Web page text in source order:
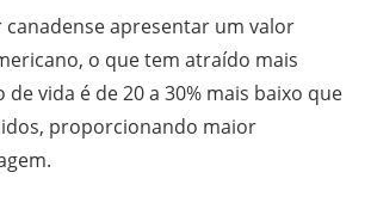
canadense apresentar um valor
o que tem atraído mais
vida é de 20 a 30% mais baixo que
proporcionando maior